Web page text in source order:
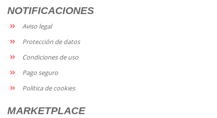
NOTIFICACIONES
Aviso legal
Protección de datos
Condiciones de uso
Pago seguro
Política de cookies
MARKETPLACE